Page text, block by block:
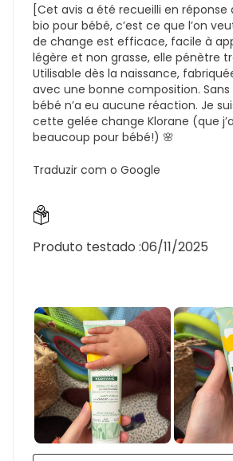
[Cet avis a été recueilli en réponse
bio pour bébé, c’est ce que l’on
de change est efficace, facile à
légère et non grasse, elle pénètre
Utilisable dès la naissance,
avec une bonne composition.
bébé n’a eu aucune réaction. Je
cette gelée change Klorane (que
beaucoup pour bébé!) 🌸
Traduzir com o Google
Produto testado :06/11/2025